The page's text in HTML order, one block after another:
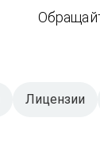
Лицензии